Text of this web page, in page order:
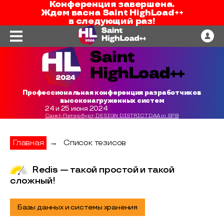
Конференция завершена.
Ждем васна Saint HighLoad++
в следующий раз!
Профессиональная конференция разработчиков
высоконагруженных систем
24 и 25 июня 2024
Санкт-Петербург, DESIGN DISTRICT DAA in SPB
Главная → Список тезисов
Redis — такой простой и такой
сложный!
Базы данных и системы хранения